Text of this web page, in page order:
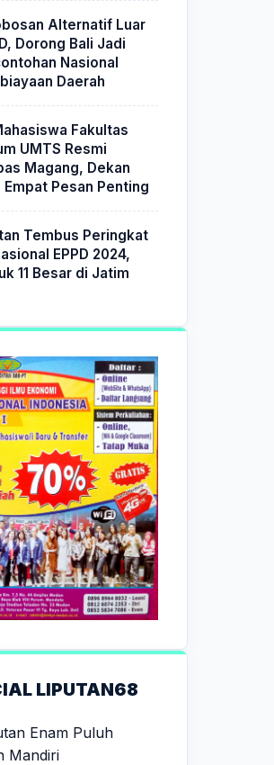
Alternatif Luar
Dorong Bali Jadi
Nasional
Daerah
Fakultas
UMTS Resmi
Magang, Dekan
Pesan Penting
Tembus Peringkat
EPPD 2024,
11 Besar di Jatim
LIPUTAN68
Enam Puluh
Mandiri